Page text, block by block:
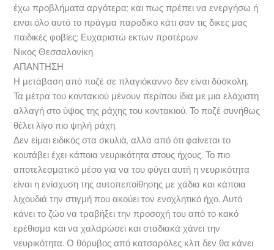
έχω προβλήματα αργότερα; και πως πρέπει να ενεργήσω ή
ειναι όλο αυτό το πράγμα παροδικο κάτι σαν τις δικες μας
παιδικές φοβίες; Ευχαριστώ εκτων προτέρων
Νικος Θεσσαλονίκη
ΑΠΑΝΤΗΣΗ
Η μετάβαση από ποζέ σε πλαγιόκαννο δεν είναι δύσκολη.
Τα μέτρα του κοντακιού μένουν περίπου ίδια με μια ελάχιστη
αλλαγή στο ύψος της ράχης του κοντακιού. Το ποζέ συνήθως
θέλει λίγο πιο ψηλή ράχη.
Δεν είμαι ειδικός στα σκυλιά, αλλά από ότι φαίνεται το
κουτάβει έχει κάποια νευρικότητα στους ήχους. Το πιο
αποτελεσματικό μέσο για να του φύγει αυτή η νευρικότητα
είναι η ενίσχυση της αυτοπεποίθησης με χάδια και κάποια
λιχουδιά την στιγμή που ακούει τον ενοχλητικό ήχο. Αυτό
κάνει το ζώο να τραβήξει την προσοχή του από το κακό
ερέθισμα και να χαλαρώσει και σταδιακά χάνει την
νευρικότητα. Ο θόρυβος από κατσαρόλες κλπ δεν θα κάνει